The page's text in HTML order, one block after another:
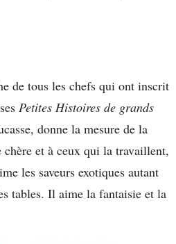
de tous les chefs qui ont inscrit
Petites Histoires de grands
donne la mesure de la
chère et à ceux qui la travaillent,
les saveurs exotiques autant
tables. Il aime la fantaisie et la